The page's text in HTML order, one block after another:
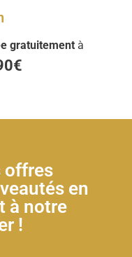
gratuitement à
offres
en
à notre
!